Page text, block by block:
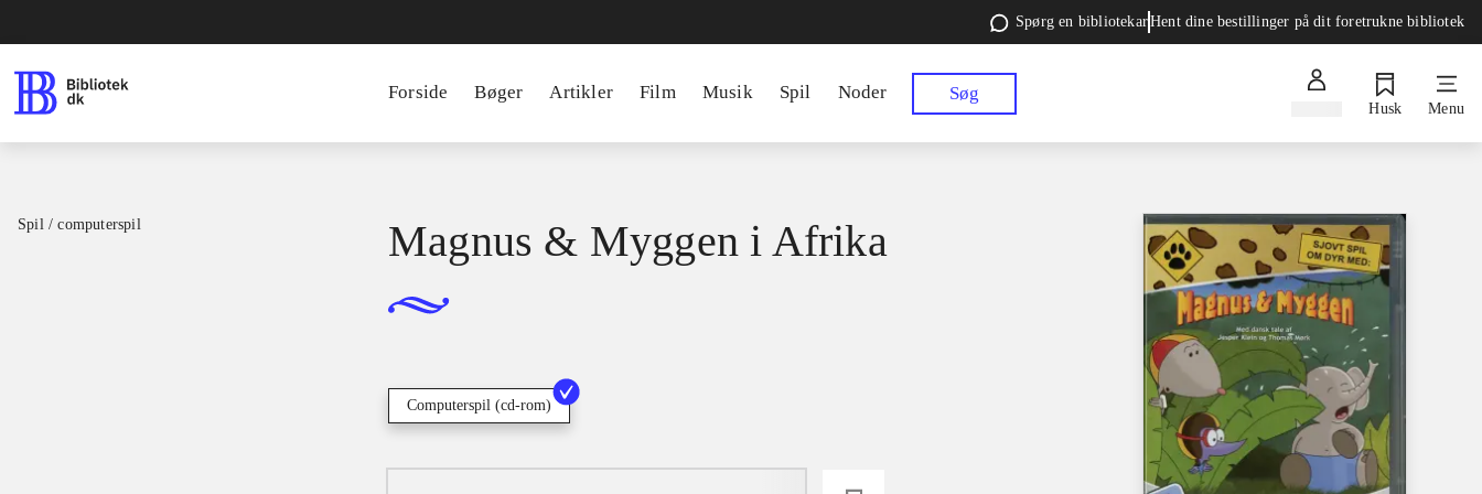
Spørg en bibliotekarHent dine bestillinger på dit foretrukne bibliotek
Forside Bøger Artikler Film Musik Spil Noder Søg
Husk Menu
Spil / computerspil Magnus & Myggen i Afrika
Computerspil (cd-rom)